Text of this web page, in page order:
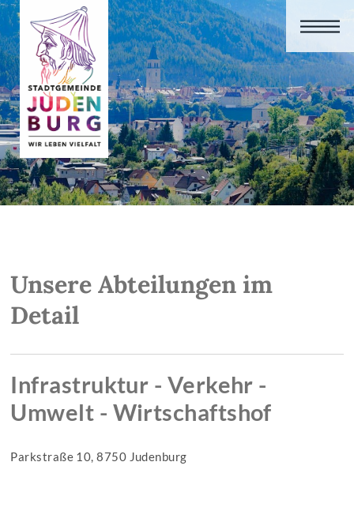
Unsere Abteilungen im
Detail
Infrastruktur - Verkehr -
Umwelt - Wirtschaftshof
Parkstraße 10, 8750 Judenburg